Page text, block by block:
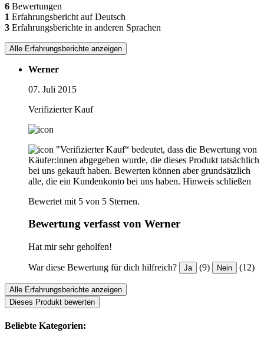
6 Bewertungen
1 Erfahrungsbericht auf Deutsch
3 Erfahrungsberichte in anderen Sprachen
Alle Erfahrungsberichte anzeigen
Werner
07. Juli 2015
Verifizierter Kauf
"Verifizierter Kauf“ bedeutet, dass die Bewertung von
Käufer:innen abgegeben wurde, die dieses Produkt tatsächlich
bei uns gekauft haben. Bewerten können aber grundsätzlich
alle, die ein Kundenkonto bei uns haben. Hinweis schließen
Bewertet mit 5 von 5 Sternen.
Bewertung verfasst von Werner
Hat mir sehr geholfen!
War diese Bewertung für dich hilfreich? Ja (9) Nein (12)
Alle Erfahrungsberichte anzeigen
Dieses Produkt bewerten
Beliebte Kategorien: